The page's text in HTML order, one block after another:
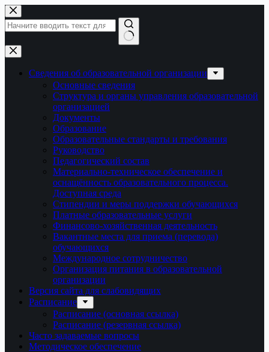
Перейти
к
сути
Ничего
не
найденоСведения об образовательной организации
Основные сведения
Структура и органы управления образовательной
организацией
Документы
Образование
Образовательные стандарты и требования
Руководство
Педагогический состав
Материально-техническое обеспечение и
оснащённость образовательного процесса.
Доступная среда
Стипендии и меры поддержки обучающихся
Платные образовательные услуги
Финансово-хозяйственная деятельность
Вакантные места для приема (перевода)
обучающихся
Международное сотрудничество
Организация питания в образовательной
организации
Версия сайта для слабовидящих
Расписание
Расписание (основная ссылка)
Расписание (резервная ссылка)
Часто задаваемые вопросы
Методическое обеспечение